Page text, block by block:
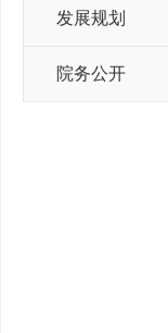
发展规划
院务公开